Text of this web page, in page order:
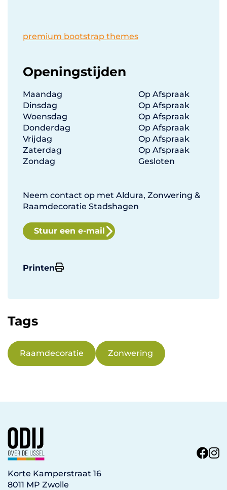
premium bootstrap themes
Openingstijden
Maandag
Op Afspraak
Dinsdag
Op Afspraak
Woensdag
Op Afspraak
Donderdag
Op Afspraak
Vrijdag
Op Afspraak
Zaterdag
Op Afspraak
Zondag
Gesloten
Neem contact op met Aldura, Zonwering &
Raamdecoratie Stadshagen
Stuur een e-mail
Printen
Tags
Raamdecoratie Zonwering
Korte Kamperstraat 16
8011 MP Zwolle